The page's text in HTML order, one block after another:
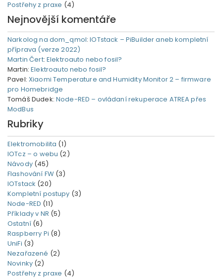
Postřehy z praxe (4)
Nejnovější komentáře
Narkolog na dom_qmol:IOTstack – PiBuilder aneb kompletní
příprava (verze 2022)
Martin Čert: Elektroauto nebo fosil?
Martin:Elektroauto nebo fosil?
Pavel:Xiaomi Temperature and Humidity Monitor 2 – firmware
pro Homebridge
Tomáš Dudek: Node-RED – ovládaní rekuperace ATREA přes
ModBus
Rubriky
Elektromobilita (1)
IOTcz – o webu (2)
Návody(45)
Flashování FW(3)
IOTstack (20)
Kompletní postupy (3)
Node-RED (11)
Příklady v NR (5)
Ostatní (6)
Raspberry Pi (8)
UniFi (3)
Nezařazené (2)
Novinky (2)
Postřehy z praxe (4)